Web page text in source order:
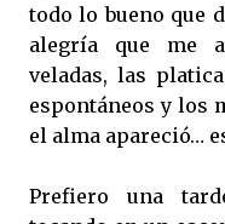
todo lo bueno que
alegría que me
veladas, las
espontáneos y los
el alma apareció…
Prefiero una